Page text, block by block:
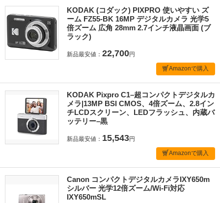
KODAK (コダック) PIXPRO 使いやすい ズ
ーム FZ55-BK 16MP デジタルカメラ 光学5
倍ズーム 広角 28mm 2.7インチ液晶画面 (ブ
ラック)
新品最安値： 22,700円
Amazonで購入
KODAK Pixpro C1–超コンパクトデジタルカ
メラ|13MP BSI CMOS、4倍ズーム、2.8イン
チLCDスクリーン、LEDフラッシュ、内蔵バ
ッテリー–黒
新品最安値： 15,543円
Amazonで購入
Canon コンパクトデジタルカメラIXY650m
シルバー 光学12倍ズーム/Wi-Fi対応
IXY650mSL